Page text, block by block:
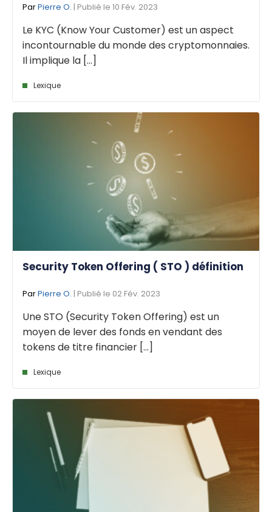
ParPierre O. | Publié le 10 Fév. 2023
Le KYC (Know Your Customer) est un aspect
incontournable du monde des cryptomonnaies.
Il implique la [...]
Lexique
Security Token Offering ( STO ) définition
ParPierre O. | Publié le 02 Fév. 2023
Une STO (Security Token Offering) est un
moyen de lever des fonds en vendant des
tokens de titre financier [...]
Lexique